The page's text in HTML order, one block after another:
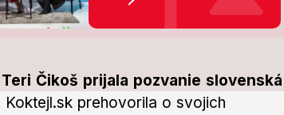
umeleckú cestu.
Čikoš prijala pozvanie slovenská
Koktejl.sk prehovorila o svojich